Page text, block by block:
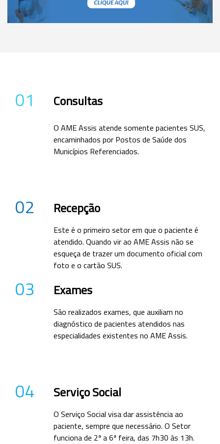
01 Consultas
O AME Assis atende somente pacientes SUS,
encaminhados por Postos de Saúde dos
Municípios Referenciados.
02 Recepção
Este é o primeiro setor em que o paciente é
atendido. Quando vir ao AME Assis não se
esqueça de trazer um documento oficial com
foto e o cartão SUS.
03 Exames
São realizados exames, que auxiliam no
diagnóstico de pacientes atendidos nas
especialidades existentes no AME Assis.
04 Serviço Social
O Serviço Social visa dar assistência ao
paciente, sempre que necessário. O Setor
funciona de 2ª a 6ª feira, das 7h30 às 13h.